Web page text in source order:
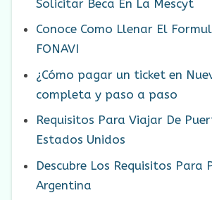
Solicitar Beca En La Mescyt
Conoce Como Llenar El
FONAVI
¿Cómo pagar un ticket en
completa y paso a paso
Requisitos Para Viajar De
Estados Unidos
Descubre Los Requisitos Para
Argentina